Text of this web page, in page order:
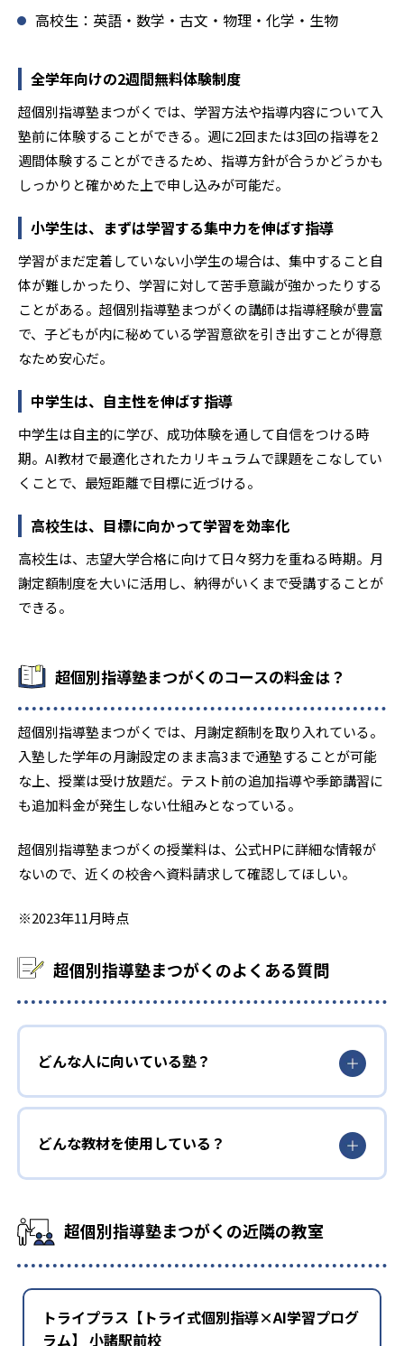
高校生：英語・数学・古文・物理・化学・生物
全学年向けの2週間無料体験制度
超個別指導塾まつがくでは、学習方法や指導内容について入
塾前に体験することができる。週に2回または3回の指導を2
週間体験することができるため、指導方針が合うかどうかも
しっかりと確かめた上で申し込みが可能だ。
小学生は、まずは学習する集中力を伸ばす指導
学習がまだ定着していない小学生の場合は、集中すること自
体が難しかったり、学習に対して苦手意識が強かったりする
ことがある。超個別指導塾まつがくの講師は指導経験が豊富
で、子どもが内に秘めている学習意欲を引き出すことが得意
なため安心だ。
中学生は、自主性を伸ばす指導
中学生は自主的に学び、成功体験を通して自信をつける時
期。AI教材で最適化されたカリキュラムで課題をこなしてい
くことで、最短距離で目標に近づける。
高校生は、目標に向かって学習を効率化
高校生は、志望大学合格に向けて日々努力を重ねる時期。月
謝定額制度を大いに活用し、納得がいくまで受講することが
できる。
超個別指導塾まつがくのコースの料金は？
超個別指導塾まつがくでは、月謝定額制を取り入れている。
入塾した学年の月謝設定のまま高3まで通塾することが可能
な上、授業は受け放題だ。テスト前の追加指導や季節講習に
も追加料金が発生しない仕組みとなっている。
超個別指導塾まつがくの授業料は、公式HPに詳細な情報が
ないので、近くの校舎へ資料請求して確認してほしい。
※2023年11月時点
超個別指導塾まつがくのよくある質問
どんな人に向いている塾？
どんな教材を使用している？
超個別指導塾まつがくの近隣の教室
トライプラス【トライ式個別指導×AI学習プログ
ラム】 小諸駅前校